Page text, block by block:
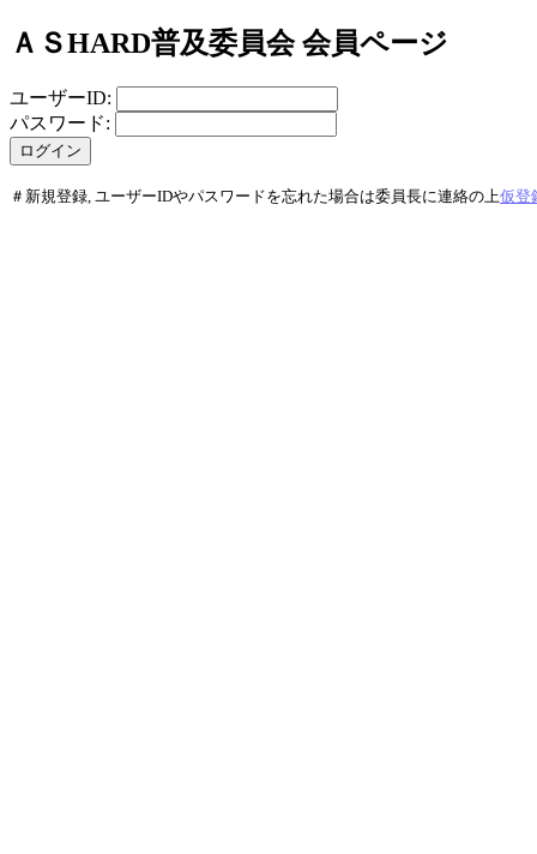
ＡＳHARD普及委員会 会員ページ
ユーザーID:
パスワード:
＃新規登録, ユーザーIDやパスワードを忘れた場合は委員長に連絡の上仮登